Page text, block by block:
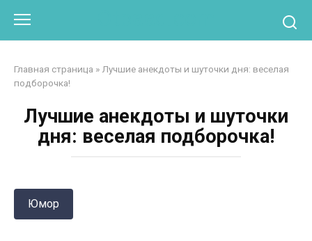
контенту
Главная страница » Лучшие анекдоты и шуточки дня: веселая
подборочка!
Лучшие анекдоты и шуточки
дня: веселая подборочка!
Юмор